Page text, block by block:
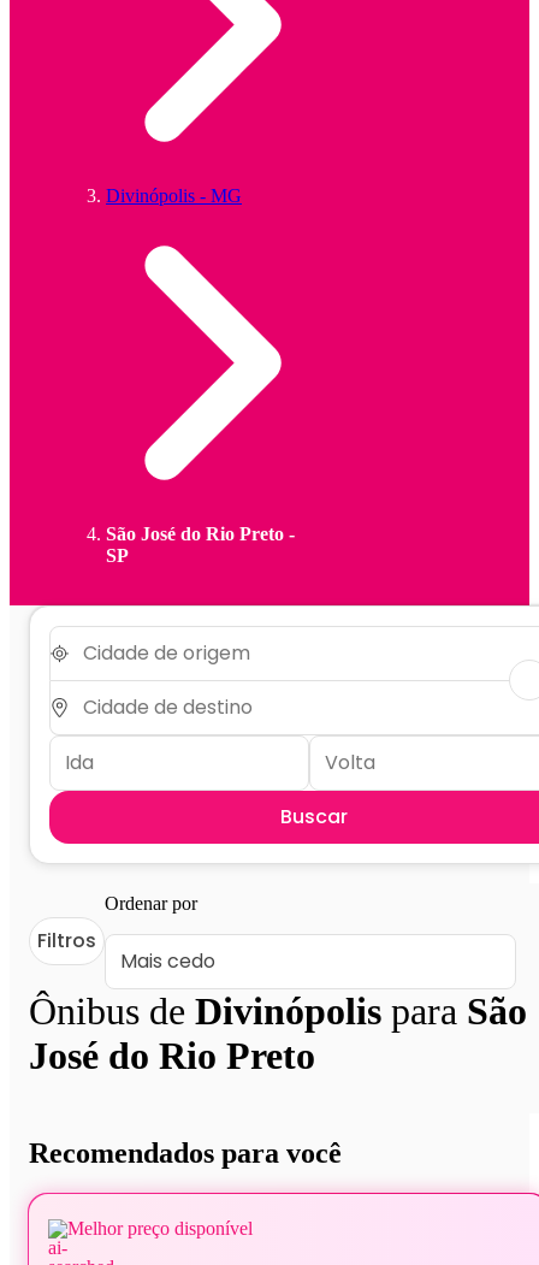
Divinópolis - MG
São José do Rio Preto -
SP
Buscar
Ônibus de Divinópolis para São
José do Rio Preto
Filtros
Ordenar por
Recomendados para você
Melhor preço disponível